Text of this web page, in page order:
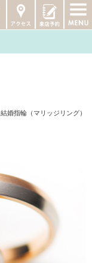
結婚指輪（マリッジリング）